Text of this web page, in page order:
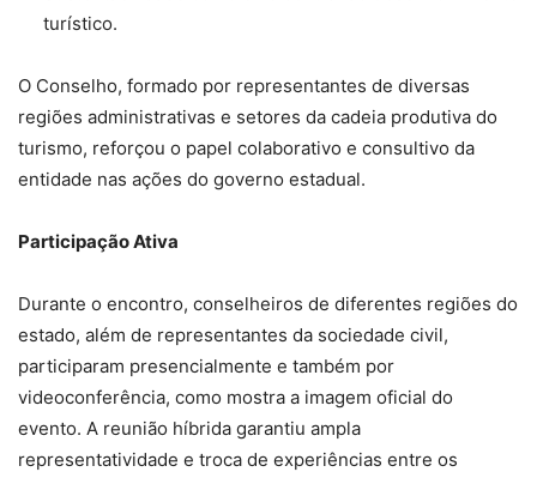
turístico.
O Conselho, formado por representantes de diversas
regiões administrativas e setores da cadeia produtiva do
turismo, reforçou o papel colaborativo e consultivo da
entidade nas ações do governo estadual.
Participação Ativa
Durante o encontro, conselheiros de diferentes regiões do
estado, além de representantes da sociedade civil,
participaram presencialmente e também por
videoconferência, como mostra a imagem oficial do
evento. A reunião híbrida garantiu ampla
representatividade e troca de experiências entre os